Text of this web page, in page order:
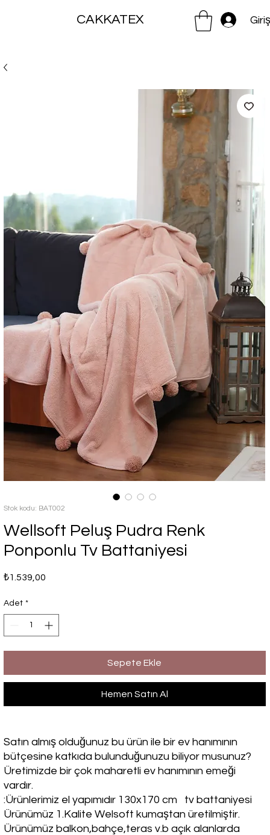
Stok kodu: BAT002
Wellsoft Peluş Pudra Renk
Ponponlu Tv Battaniyesi
₺1.539,00
Adet *
Sepete Ekle
Hemen Satın Al
Satın almış olduğunuz bu ürün ile bir ev hanımının
bütçesine katkıda bulunduğunuzu biliyor musunuz?
Üretimizde bir çok maharetli ev hanımının emeği
vardır.
:Ürünlerimiz el yapımıdır 130x170 cm tv battaniyesi
Ürünümüz 1.Kalite Welsoft kumaştan üretilmiştir.
Ürünümüz balkon,bahçe,teras v.b açık alanlarda
CAKKATEX